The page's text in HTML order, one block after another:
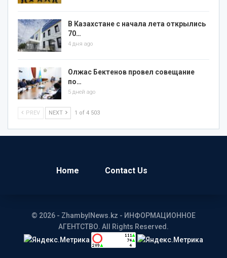
В Казахстане с начала лета открылись
70…
4 дня ago
Олжас Бектенов провел совещание
по…
5 дней ago
PREV NEXT 1 of 4 503
Home Contact Us
© 2026 - ZhambylNews.kz - ИНФОРМАЦИОННОЕ
АГЕНТСТВО. All Rights Reserved.